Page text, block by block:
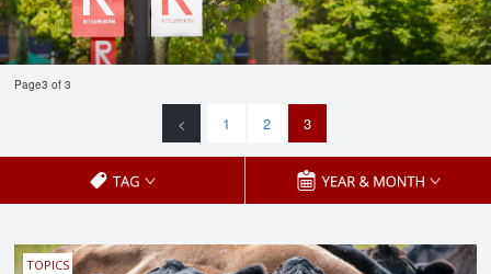
Page3 of 3
< 1 2 3
TOPICS